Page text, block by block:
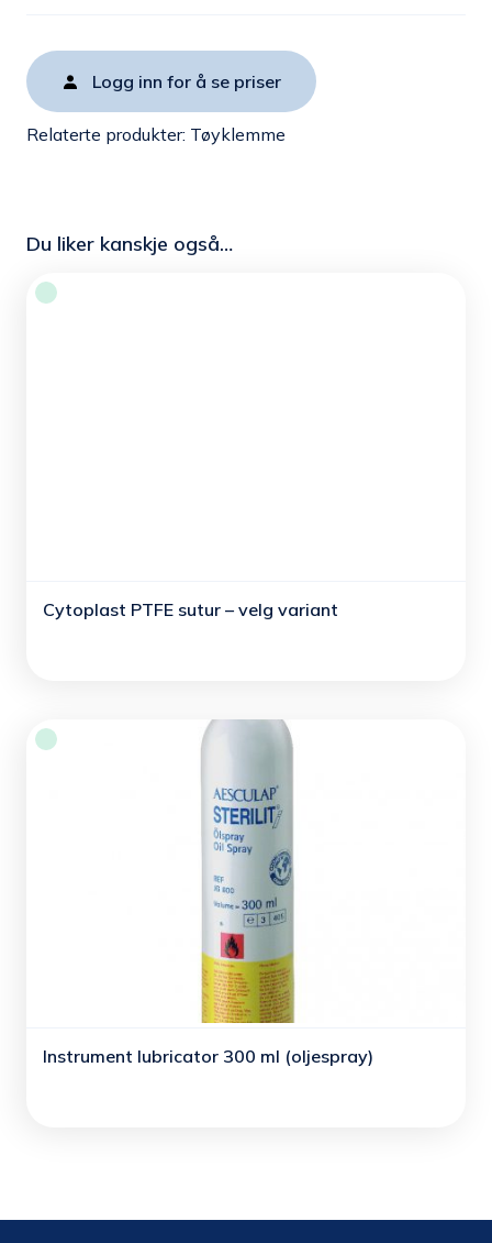
Logg inn for å se priser
Relaterte produkter: Tøyklemme
Du liker kanskje også…
Cytoplast PTFE sutur – velg variant
Instrument lubricator 300 ml (oljespray)